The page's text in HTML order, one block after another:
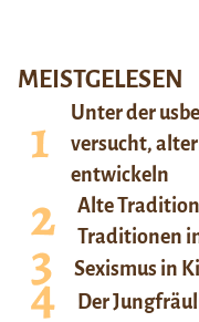
MEISTGELESEN
Unter der
versucht,
entwickeln
Alte
Traditionen
Sexismus in
Der